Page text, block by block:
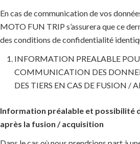
En cas de communication de vos
MOTO FUN TRIP s’assurera que ce
des conditions de confidentialité
INFORMATION PREALABLE
COMMUNICATION DES
DES TIERS EN CAS DE FUSION /
Information préalable et possibilité
après la fusion / acquisition